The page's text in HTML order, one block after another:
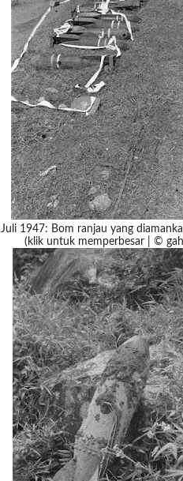
Juli 1947: Bom ranjau yang
(klik untuk memperbesar | ©